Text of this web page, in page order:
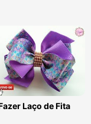
Laço de Fita